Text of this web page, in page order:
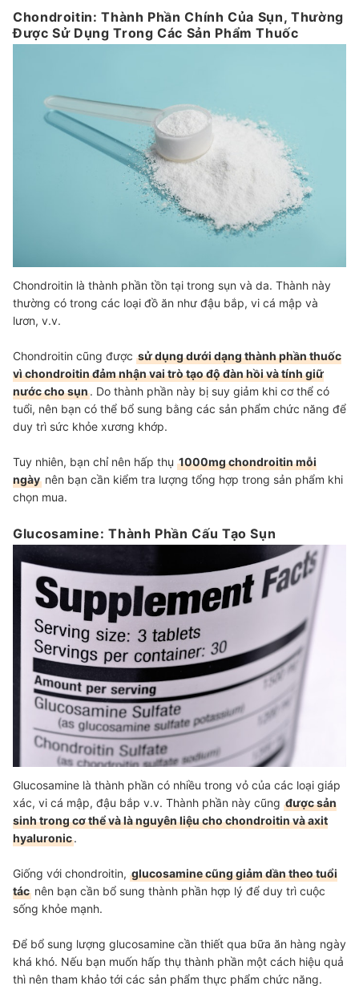
Chondroitin: Thành Phần Chính Của Sụn, Thường
Được Sử Dụng Trong Các Sản Phẩm Thuốc
Chondroitin là thành phần tồn tại trong sụn và da. Thành này
thường có trong các loại đồ ăn như đậu bắp, vi cá mập và
lươn, v.v.
Chondroitin cũng được sử dụng dưới dạng thành phần thuốc
vì chondroitin đảm nhận vai trò tạo độ đàn hồi và tính giữ
nước cho sụn. Do thành phần này bị suy giảm khi cơ thể có
tuổi, nên bạn có thể bổ sung bằng các sản phẩm chức năng để
duy trì sức khỏe xương khớp.
Tuy nhiên, bạn chỉ nên hấp thụ 1000mg chondroitin mỗi
ngày nên bạn cần kiểm tra lượng tổng hợp trong sản phẩm khi
chọn mua.
Glucosamine: Thành Phần Cấu Tạo Sụn
Glucosamine là thành phần có nhiều trong vỏ của các loại giáp
xác, vi cá mập, đậu bắp v.v. Thành phần này cũng được sản
sinh trong cơ thể và là nguyên liệu cho chondroitin và axit
hyaluronic.
Giống với chondroitin, glucosamine cũng giảm dần theo tuổi
tác nên bạn cần bổ sung thành phần hợp lý để duy trì cuộc
sống khỏe mạnh.
Để bổ sung lượng glucosamine cần thiết qua bữa ăn hàng ngày
khá khó. Nếu bạn muốn hấp thụ thành phần một cách hiệu quả
thì nên tham khảo tới các sản phẩm thực phẩm chức năng.